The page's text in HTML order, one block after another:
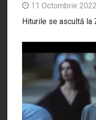
11 Octombrie 2022
Hiturile se ascultă la